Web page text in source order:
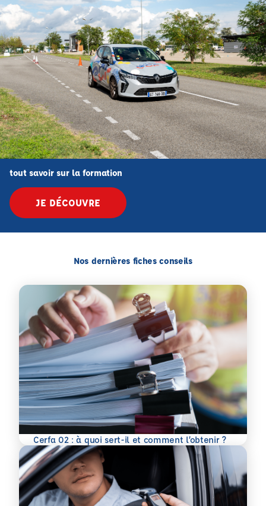
tout savoir sur la formation
JE DÉCOUVRE
Nos dernières fiches conseils
Cerfa 02 : à quoi sert-il et comment l’obtenir ?
En savoir plus